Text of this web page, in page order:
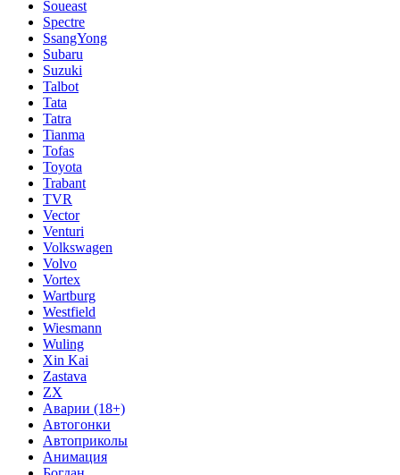
Soueast
Spectre
SsangYong
Subaru
Suzuki
Talbot
Tata
Tatra
Tianma
Tofas
Toyota
Trabant
TVR
Vector
Venturi
Volkswagen
Volvo
Vortex
Wartburg
Westfield
Wiesmann
Wuling
Xin Kai
Zastava
ZX
Аварии (18+)
Автогонки
Автоприколы
Анимация